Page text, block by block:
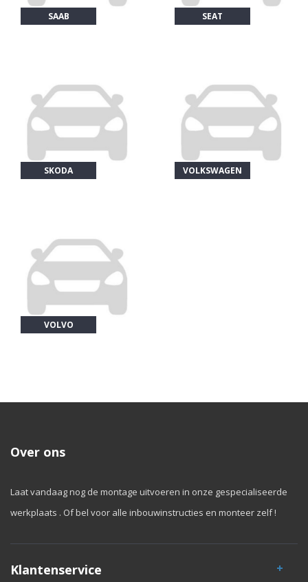
SAAB SEAT
SKODA VOLKSWAGEN
VOLVO
Over ons
Laat vandaag nog de montage uitvoeren in onze gespecialiseerde
werkplaats . Of bel voor alle inbouwinstructies en monteer zelf !
Klantenservice